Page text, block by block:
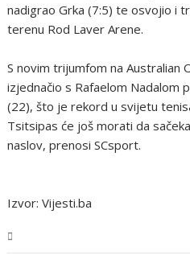
nadigrao Grka (7:5) te osvojio i
terenu Rod Laver Arene.
S novim trijumfom na Australian
izjednačio s Rafaelom Nadalom
(22), što je rekord u svijetu
Tsitsipas će još morati da
naslov, prenosi SCsport.
Izvor: Vijesti.ba